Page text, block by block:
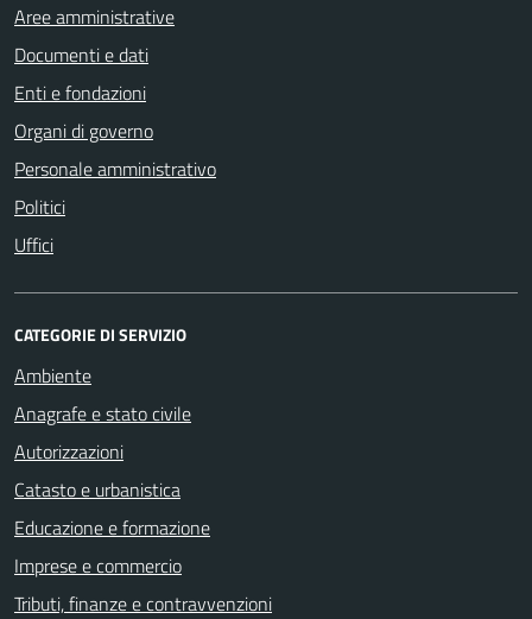
Aree amministrative
Documenti e dati
Enti e fondazioni
Organi di governo
Personale amministrativo
Politici
Uffici
CATEGORIE DI SERVIZIO
Ambiente
Anagrafe e stato civile
Autorizzazioni
Catasto e urbanistica
Educazione e formazione
Imprese e commercio
Tributi, finanze e contravvenzioni